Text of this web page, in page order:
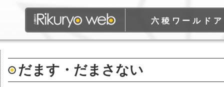
六稜ワールド
だます・だまさない